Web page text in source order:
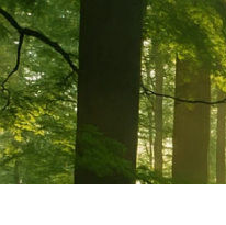
Přejít
na
obsah